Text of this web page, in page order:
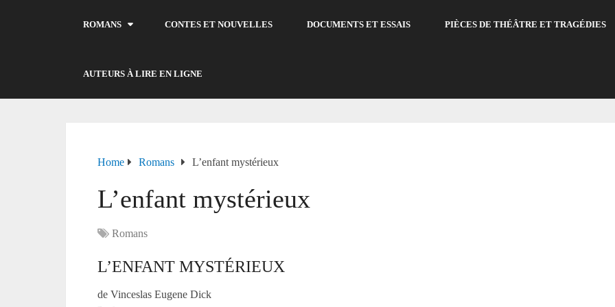
ROMANS CONTES ET NOUVELLES DOCUMENTS ET ESSAIS PIÈCES DE THÉÂTRE ET TRAGÉDIES
AUTEURS À LIRE EN LIGNE
Home Romans L’enfant mystérieux
L’enfant mystérieux
Romans
L’ENFANT MYSTÉRIEUX
de Vinceslas Eugene Dick